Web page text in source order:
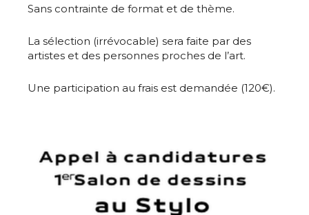
Sans contrainte de format et de thème.
La sélection (irrévocable) sera faite par des
artistes et des personnes proches de l’art.
Une participation au frais est demandée (120€).